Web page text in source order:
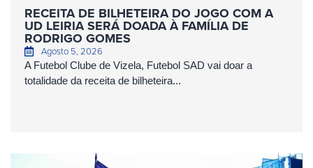
RECEITA DE BILHETEIRA DO JOGO COM A
UD LEIRIA SERÁ DOADA À FAMÍLIA DE
RODRIGO GOMES
Agosto 5, 2026
A Futebol Clube de Vizela, Futebol SAD vai doar a
totalidade da receita de bilheteira...